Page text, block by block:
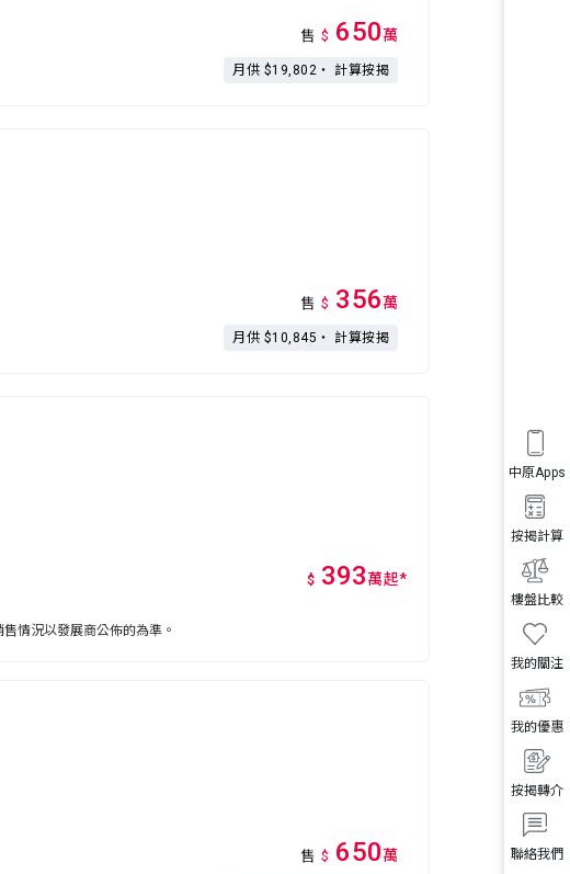
聯絡我們
按揭轉介
我的優惠
我的關注
樓盤比較
按揭計算
中原Apps
售 $ 650萬
月供 $19,802・ 計算按揭
售 $ 356萬
月供 $10,845・ 計算按揭
$ 393萬起*
情況以發展商公佈的為準。
售 $ 650萬